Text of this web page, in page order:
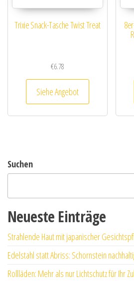
Trixie Snack-Tasche Twist Treat
€6.78
Siehe Angebot
Suchen
Neueste Einträge
Strahlende Haut mit japanischer
Edelstahl statt Abriss: Schornstein
Rollläden: Mehr als nur Lichtschutz für Ihr